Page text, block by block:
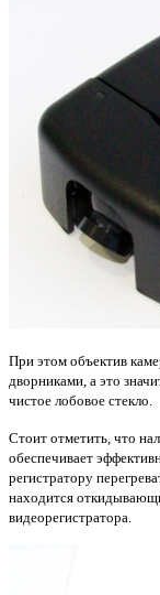
При этом объектив
дворниками, а это
чистое лобовое стекло.
Стоит отметить, что
обеспечивает
регистратору
находится
видеорегистратора.